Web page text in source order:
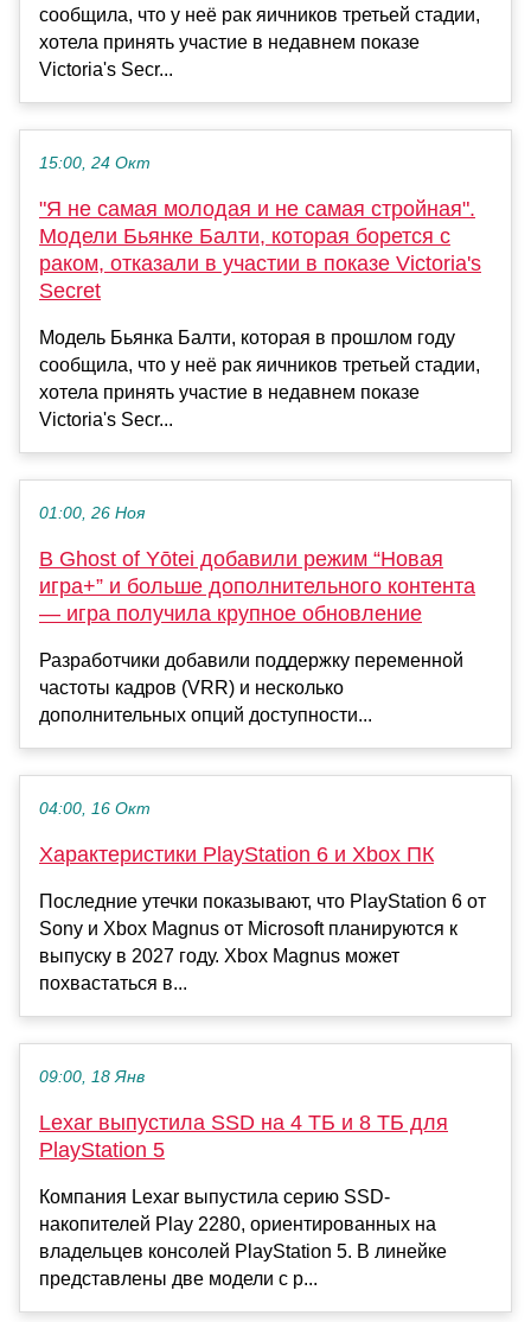
сообщила, что у неё рак яичников третьей стадии,
хотела принять участие в недавнем показе
Victoria's Secr...
15:00, 24 Окт
"Я не самая молодая и не самая стройная".
Модели Бьянке Балти, которая борется с
раком, отказали в участии в показе Victoria's
Secret
Модель Бьянка Балти, которая в прошлом году
сообщила, что у неё рак яичников третьей стадии,
хотела принять участие в недавнем показе
Victoria's Secr...
01:00, 26 Ноя
В Ghost of Yōtei добавили режим “Новая
игра+” и больше дополнительного контента
— игра получила крупное обновление
Разработчики добавили поддержку переменной
частоты кадров (VRR) и несколько
дополнительных опций доступности...
04:00, 16 Окт
Характеристики PlayStation 6 и Xbox ПК
Последние утечки показывают, что PlayStation 6 от
Sony и Xbox Magnus от Microsoft планируются к
выпуску в 2027 году. Xbox Magnus может
похвастаться в...
09:00, 18 Янв
Lexar выпустила SSD на 4 ТБ и 8 ТБ для
PlayStation 5
Компания Lexar выпустила серию SSD-
накопителей Play 2280, ориентированных на
владельцев консолей PlayStation 5. В линейке
представлены две модели с р...